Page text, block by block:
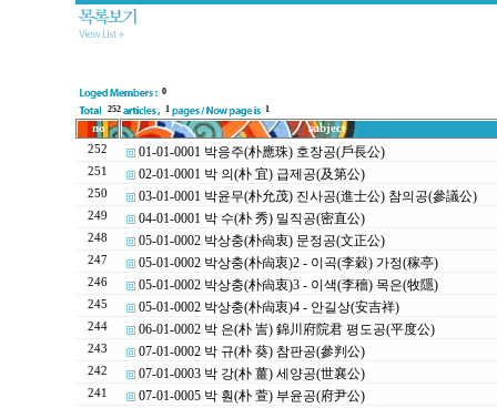
0
252
1 1
no
subject
252
01-01-0001 박응주(朴應珠) 호장공(戶長公)
251 02-01-0001 박 의(朴 宜) 급제공(及第公)
250 03-01-0001 박윤무(朴允茂) 진사공(進士公) 참의공(參議公)
249 04-01-0001 박 수(朴 秀) 밀직공(密直公)
248 05-01-0002 박상충(朴尙衷) 문정공(文正公)
247 05-01-0002 박상충(朴尙衷)2 - 이곡(李穀) 가정(稼亭)
246 05-01-0002 박상충(朴尙衷)3 - 이색(李穡) 목은(牧隱)
245 05-01-0002 박상충(朴尙衷)4 - 안길상(安吉祥)
244 06-01-0002 박 은(朴 訔) 錦川府院君 평도공(平度公)
243 07-01-0002 박 규(朴 葵) 참판공(參判公)
242 07-01-0003 박 강(朴 薑) 세양공(世襄公)
241 07-01-0005 박 훤(朴 萱) 부윤공(府尹公)